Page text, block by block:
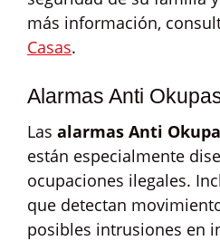
más información,
Casas.
Alarmas Anti
Las alarmas Anti
están especialmente
ocupaciones ilegales.
que detectan
posibles intrusiones en